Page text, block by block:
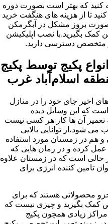
کنید که بهتر است بصورت دوره
تا از هزینه های هنگفت خرید
صورت بروز مشکل در آبگرمکن
کمک بگیرید.با نصب اپلیکیشن
متخصص دسترسی دارید.
پکیج توسط پکیج
اسلام‌آباد غرب
اخیر جای خود را در منازل
است که این وسایل دیده
تعمیر آن ها کار هر کسی نیست
می شود،از توانایی بالایی
و هم در زمستان مورد استفاده
عمل کرده و در زمان هایی که
حالی است که در زمستان علاوه
تامین کننده انرژی برای
محصولاتی هستند که برای
کمک بگیرید و چیزی نیست که
زیادی همچون پکیج